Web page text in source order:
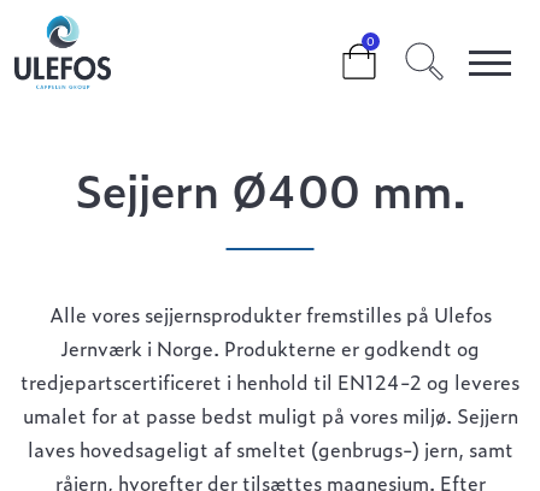
0
> SEJJERN Ø400 MM.
Sejjern Ø400 mm.
Alle vores sejjernsprodukter fremstilles på Ulefos
Jernværk i Norge. Produkterne er godkendt og
tredjepartscertificeret i henhold til EN124-2 og leveres
umalet for at passe bedst muligt på vores miljø. Sejjern
laves hovedsageligt af smeltet (genbrugs-) jern, samt
råjern, hvorefter der tilsættes magnesium. Efter